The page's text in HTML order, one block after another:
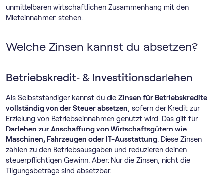
unmittelbaren wirtschaftlichen Zusammenhang mit den
Mieteinnahmen stehen.
Welche Zinsen kannst du absetzen?
Betriebskredit‑ & Investitionsdarlehen
Als Selbstständiger kannst du die Zinsen für Betriebskredite
vollständig von der Steuer absetzen, sofern der Kredit zur
Erzielung von Betriebseinnahmen genutzt wird. Das gilt für
Darlehen zur Anschaffung von Wirtschaftsgütern wie
Maschinen, Fahrzeugen oder IT-Ausstattung. Diese Zinsen
zählen zu den Betriebsausgaben und reduzieren deinen
steuerpflichtigen Gewinn. Aber: Nur die Zinsen, nicht die
Tilgungsbeträge sind absetzbar.